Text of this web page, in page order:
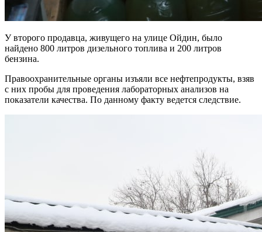
У второго продавца, живущего на улице Ойдин, было
найдено 800 литров дизельного топлива и 200 литров
бензина.
Правоохранительные органы изъяли все нефтепродукты, взяв
с них пробы для проведения лабораторных анализов на
показатели качества. По данному факту ведется следствие.